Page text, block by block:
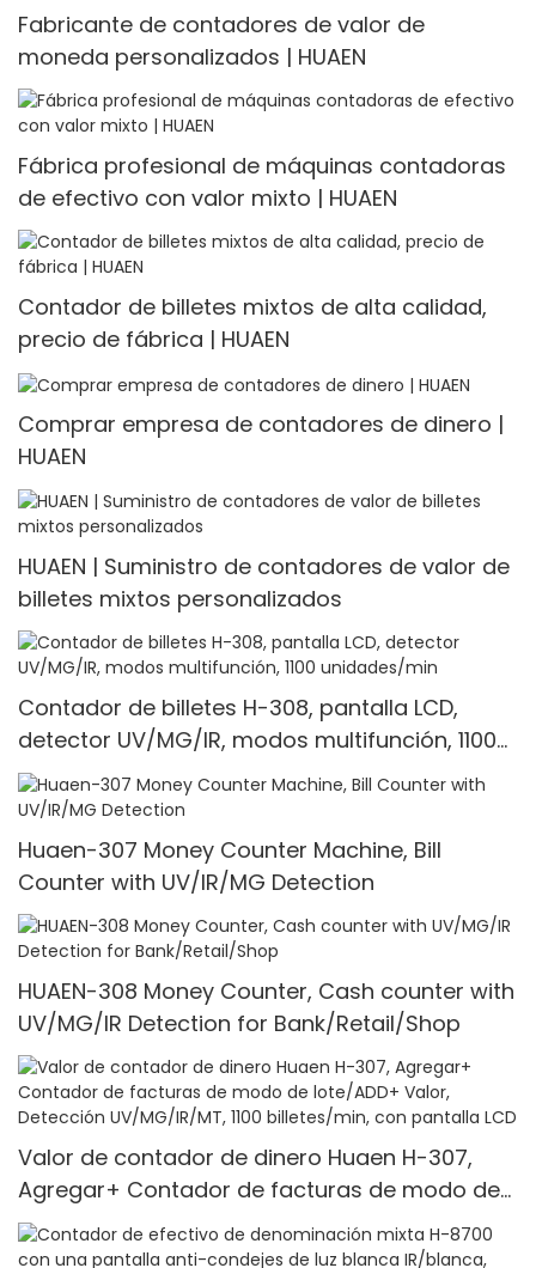
Fabricante de contadores de valor de
moneda personalizados | HUAEN
Fábrica profesional de máquinas contadoras
de efectivo con valor mixto | HUAEN
Contador de billetes mixtos de alta calidad,
precio de fábrica | HUAEN
Comprar empresa de contadores de dinero |
HUAEN
HUAEN | Suministro de contadores de valor de
billetes mixtos personalizados
Contador de billetes H-308, pantalla LCD,
detector UV/MG/IR, modos multifunción, 1100
unidades/min
Huaen-307 Money Counter Machine, Bill
Counter with UV/IR/MG Detection
HUAEN-308 Money Counter, Cash counter with
UV/MG/IR Detection for Bank/Retail/Shop
Valor de contador de dinero Huaen H-307,
Agregar+ Contador de facturas de modo de
lote/ADD+ Valor, Detección UV/MG/IR/MT, 1100
billetes/min, con pantalla LCD